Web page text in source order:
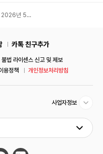
2026년 5월
카톡 친구추가
불법 라이센스 신고 및 제보
용정책 개인정보처리방침
사업자정보